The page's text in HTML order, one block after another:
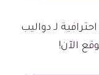
لـ دواليب
الآن!